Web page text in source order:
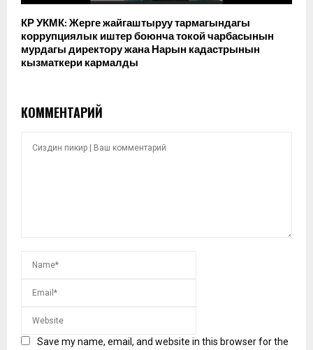
КР УКМК: Жерге жайгаштыруу тармагындагы
коррупциялык иштер боюнча токой чарбасынын
мурдагы директору жана Нарын кадастрынын
кызматкери кармалды
КОММЕНТАРИЙ
Save my name, email, and website in this browser for the